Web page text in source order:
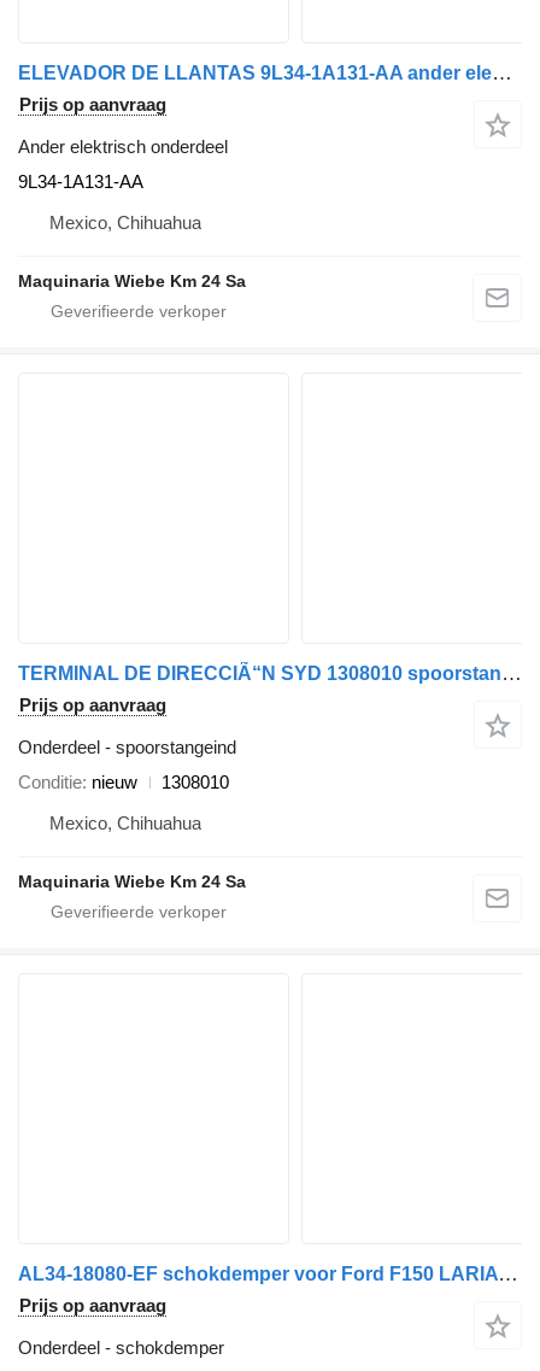
ELEVADOR DE LLANTAS 9L34-1A131-AA ander elektrisch onderdeel voor Ford F150 LARIAT auto
Prijs op aanvraag
Ander elektrisch onderdeel
9L34-1A131-AA
Mexico, Chihuahua
Maquinaria Wiebe Km 24 Sa
TERMINAL DE DIRECCIÃ“N SYD 1308010 spoorstangeind voor Ford F150 4.6L V8 2004-2006 auto
Prijs op aanvraag
Onderdeel - spoorstangeind
Conditie nieuw
1308010
Mexico, Chihuahua
Maquinaria Wiebe Km 24 Sa
AL34-18080-EF schokdemper voor Ford F150 LARIAT auto
Prijs op aanvraag
Onderdeel - schokdemper